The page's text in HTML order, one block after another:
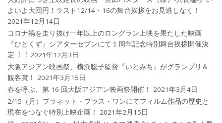
よいよ大団円！ラスト12/14・16の舞台挨拶をお見逃しなく！
2021年12月14日
コロナ禍を⾛り抜け⼀年以上のロングラン上映を果たした映画
『ひとくず』シアターセブンにて１周年記念特別舞台挨拶開催決
定︕︕ 2021年12月3日
大阪アジアン映画祭、横浜聡子監督『いとみち』がグランプリ＆
観客賞！
2021年3月15日
春を呼ぶ、第 16 回大阪アジアン映画祭開催！
2021年3月4日
2/15（月）プラネット・プラス・ワンにてフィルム作品の歴史と
現在をつなぐ特別上映企画！
2021年2月15日